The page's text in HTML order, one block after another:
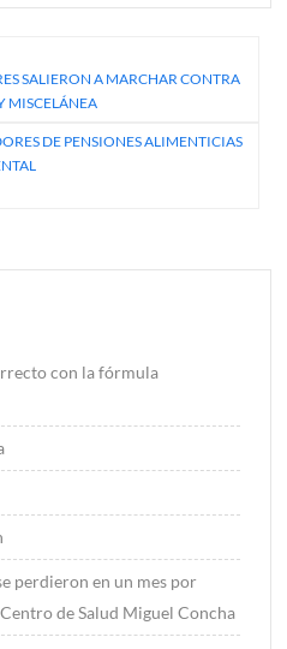
SALIERON A MARCHAR CONTRA
MISCELÁNEA
DE PENSIONES ALIMENTICIAS
con la fórmula
perdieron en un mes por
de Salud Miguel Concha